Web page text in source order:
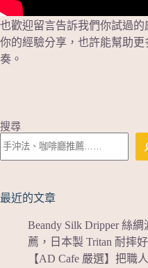
也歡迎留言告訴我們你試過的
你的經驗分享，也許能幫助
奏。
搜尋
最近的文章
Beandy Silk Dripper 絲
薦，日本製 Tritan 耐摔
【AD Cafe 嚴選】把職